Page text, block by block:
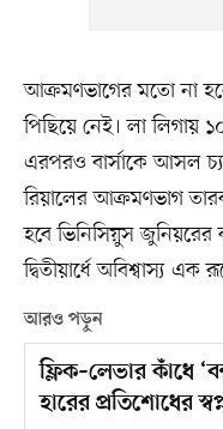
আক্রমণভাগের মতো না
পিছিয়ে নেই। লা লিগায়
এরপরও বার্সাকে আসল
রিয়ালের আক্রমণভাগ
হবে ভিনিসিয়ুস জুনিয়রের
দ্বিতীয়ার্ধে অবিশ্বাস্য
আরও পড়ুন
ফ্লিক–লেভার কাঁধে
হারের প্রতিশোধের